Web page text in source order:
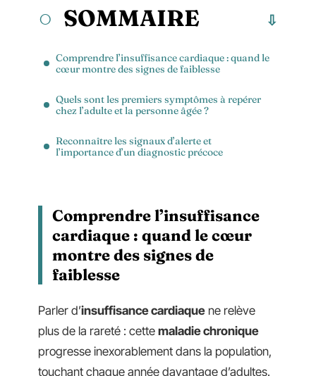
SOMMAIRE
Comprendre l’insuffisance cardiaque : quand le
cœur montre des signes de faiblesse
Quels sont les premiers symptômes à repérer
chez l’adulte et la personne âgée ?
Reconnaître les signaux d’alerte et
l’importance d’un diagnostic précoce
Comprendre l’insuffisance
cardiaque : quand le cœur
montre des signes de
faiblesse
Parler d’insuffisance cardiaque ne relève
plus de la rareté : cette maladie chronique
progresse inexorablement dans la population,
touchant chaque année davantage d’adultes.